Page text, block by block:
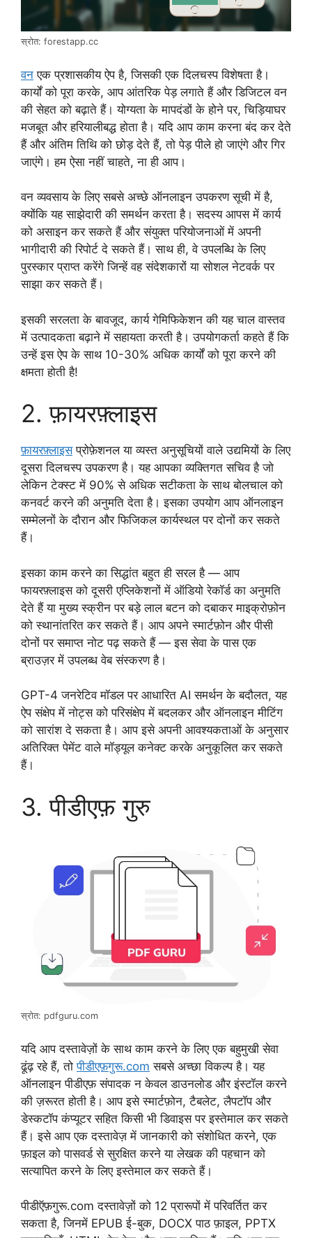
स्रोत: forestapp.cc
वन एक प्रशासकीय ऐप है, जिसकी एक दिलचस्प विशेषता है।
कार्यों को पूरा करके, आप आंतरिक पेड़ लगाते हैं और डिजिटल वन
की सेहत को बढ़ाते हैं। योग्यता के मापदंडों के होने पर, चिड़ियाघर
मजबूत और हरियालीबद्ध होता है। यदि आप काम करना बंद कर देते
हैं और अंतिम तिथि को छोड़ देते हैं, तो पेड़ पीले हो जाएंगे और गिर
जाएंगे। हम ऐसा नहीं चाहते, ना ही आप।
वन व्यवसाय के लिए सबसे अच्छे ऑनलाइन उपकरण सूची में है,
क्योंकि यह साझेदारी की समर्थन करता है। सदस्य आपस में कार्य
को असाइन कर सकते हैं और संयुक्त परियोजनाओं में अपनी
भागीदारी की रिपोर्ट दे सकते हैं। साथ ही, वे उपलब्धि के लिए
पुरस्कार प्राप्त करेंगे जिन्हें वह संदेशकारों या सोशल नेटवर्क पर
साझा कर सकते हैं।
इसकी सरलता के बावजूद, कार्य गेमिफिकेशन की यह चाल वास्तव
में उत्पादकता बढ़ाने में सहायता करती है। उपयोगकर्ता कहते हैं कि
उन्हें इस ऐप के साथ 10-30% अधिक कार्यों को पूरा करने की
क्षमता होती है!
2. फ़ायरफ़्लाइस
फ़ायरफ़्लाइसप्रोफ़ेशनल या व्यस्त अनुसूचियों वाले उद्यमियों के लिए
दूसरा दिलचस्प उपकरण है। यह आपका व्यक्तिगत सचिव है जो
लेकिन टेक्स्ट में 90% से अधिक सटीकता के साथ बोलचाल को
कनवर्ट करने की अनुमति देता है। इसका उपयोग आप ऑनलाइन
सम्मेलनों के दौरान और फिजिकल कार्यस्थल पर दोनों कर सकते
हैं।
इसका काम करने का सिद्धांत बहुत ही सरल है — आप
फायरफ़्लाइस को दूसरी एप्लिकेशनों में ऑडियो रेकॉर्ड का अनुमति
देते हैं या मुख्य स्क्रीन पर बड़े लाल बटन को दबाकर माइक्रोफ़ोन
को स्थानांतरित कर सकते हैं। आप अपने स्मार्टफ़ोन और पीसी
दोनों पर समाप्त नोट पढ़ सकते हैं — इस सेवा के पास एक
ब्राउज़र में उपलब्ध वेब संस्करण है।
GPT-4 जनरेटिव मॉडल पर आधारित AI समर्थन के बदौलत, यह
ऐप संक्षेप में नोट्स को परिसंक्षेप में बदलकर और ऑनलाइन मीटिंग
को सारांश दे सकता है। आप इसे अपनी आवश्यकताओं के अनुसार
अतिरिक्त पेमेंट वाले मॉड्यूल कनेक्ट करके अनुकूलित कर सकते
हैं।
3. पीडीएफ़ गुरु
स्रोत: pdfguru.com
यदि आप दस्तावेज़ों के साथ काम करने के लिए एक बहुमुखी सेवा
ढूंढ़ रहे हैं, तोपीडीएफ़गुरू.com सबसे अच्छा विकल्प है। यह
ऑनलाइन पीडीएफ़ संपादक न केवल डाउनलोड और इंस्टॉल करने
की ज़रूरत होती है। आप इसे स्मार्टफ़ोन, टैबलेट, लैपटॉप और
डेस्कटॉप कंप्यूटर सहित किसी भी डिवाइस पर इस्तेमाल कर सकते
हैं। इसे आप एक दस्तावेज़ में जानकारी को संशोधित करने, एक
फ़ाइल को पासवर्ड से सुरक्षित करने या लेखक की पहचान को
सत्यापित करने के लिए इस्तेमाल कर सकते हैं।
पीडीऍफ़गुरू.com दस्तावेज़ों को 12 प्रारूपों में परिवर्तित कर
सकता है, जिनमें EPUB ई-बुक, DOCX पाठ फ़ाइल, PPTX